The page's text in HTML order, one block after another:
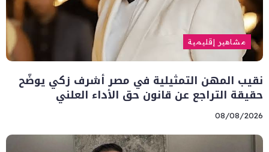
مشاهير إقليمية
نقيب المهن التمثيلية في مصر أشرف زكي يوضّح
حقيقة التراجع عن قانون حق الأداء العلني
08/08/2026